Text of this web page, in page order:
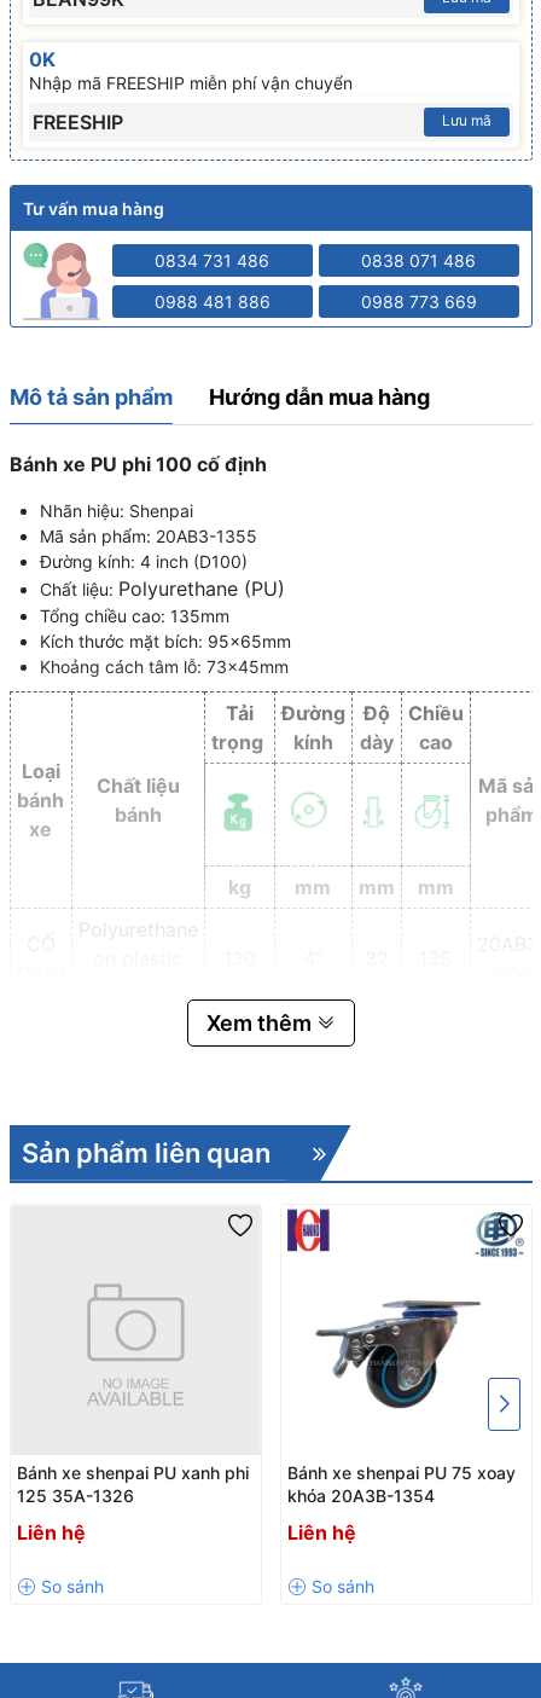
0K
Nhập mã FREESHIP miễn phí vận chuyển
FREESHIP Lưu mã
Tư vấn mua hàng
0834 731 486 0838 071 486
0988 481 886 0988 773 669
Mô tả sản phẩm Hướng dẫn mua hàng
Bánh xe PU phi 100 cố định
Nhãn hiệu: Shenpai
Mã sản phẩm: 20AB3-1355
Đường kính: 4 inch (D100)
Chất liệu: Polyurethane (PU)
Tổng chiều cao: 135mm
Kích thước mặt bích: 95x65mm
Khoảng cách tâm lỗ: 73x45mm
Loại
bánh
xe
Chất liệu
bánh
Tải
trọng
Đường
kính
Độ
dày
Chiều
cao
Mã
phẩm
kg mm mm mm
Polyurethane
Xem thêm
Sản phẩm liên quan
Bánh xe shenpai PU xanh phi
125 35A-1326
Liên hệ
Bánh xe shenpai PU 75 xoay
khóa 20A3B-1354
Liên hệ